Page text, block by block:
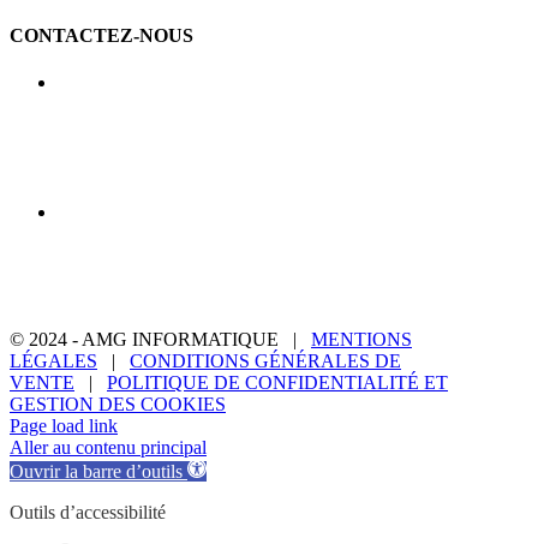
CONTACTEZ-NOUS
© 2024 - AMG INFORMATIQUE | MENTIONS
LÉGALES
CONDITIONS GÉNÉRALES DE
VENTE
POLITIQUE DE CONFIDENTIALITÉ ET
GESTION DES COOKIES
Page load link
Aller au contenu principal
Ouvrir la barre d’outils
Outils d’accessibilité